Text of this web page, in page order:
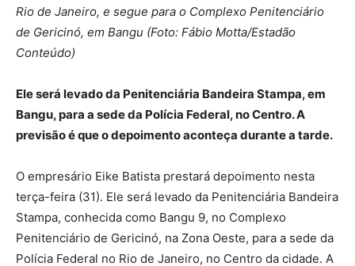
Rio de Janeiro, e segue para o Complexo Penitenciário
de Gericinó, em Bangu (Foto: Fábio Motta/Estadão
Conteúdo)
Ele será levado da Penitenciária Bandeira Stampa, em
Bangu, para a sede da Polícia Federal, no Centro. A
previsão é que o depoimento aconteça durante a tarde.
O empresário Eike Batista prestará depoimento nesta
terça-feira (31). Ele será levado da Penitenciária Bandeira
Stampa, conhecida como Bangu 9, no Complexo
Penitenciário de Gericinó, na Zona Oeste, para a sede da
Polícia Federal no Rio de Janeiro, no Centro da cidade. A